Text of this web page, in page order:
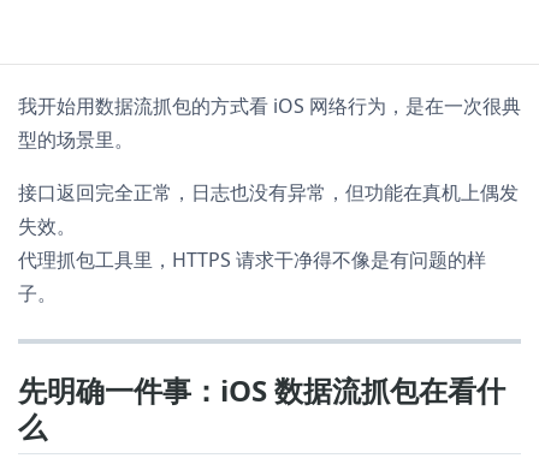
我开始用数据流抓包的方式看 iOS 网络行为，是在一次很典
型的场景里。
接口返回完全正常，日志也没有异常，但功能在真机上偶发
失效。
代理抓包工具里，HTTPS 请求干净得不像是有问题的样
子。
先明确一件事：iOS 数据流抓包在看什
么